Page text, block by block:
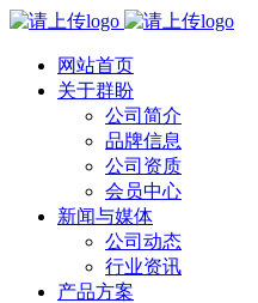
网站首页
关于群盼
公司简介
品牌信息
公司资质
会员中心
新闻与媒体
公司动态
行业资讯
产品方案